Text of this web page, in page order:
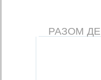
РАЗОМ